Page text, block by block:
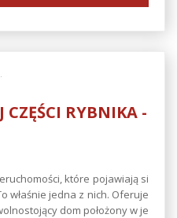
RYBNIKA -
które pojawiają si
właśnie jedna z nich. Oferuje
dom położony w je